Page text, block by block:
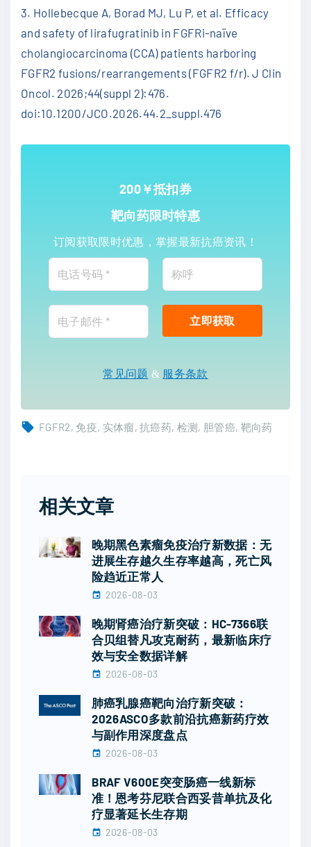
3. Hollebecque A, Borad MJ, Lu P, et al. Efficacy
and safety of lirafugratinib in FGFRi-naïve
cholangiocarcinoma (CCA) patients harboring
FGFR2 fusions/rearrangements (FGFR2 f/r). J Clin
Oncol. 2026;44(suppl 2):476.
doi:10.1200/JCO.2026.44.2_suppl.476
200￥抵扣券
靶向药限时特惠
订阅获取限时优惠，掌握最新抗癌资讯！
常见问题 & 服务条款
FGFR2 免疫 实体瘤 抗癌药 检测 胆管癌 靶向药
相关文章
晚期黑色素瘤免疫治疗新数据：无
进展生存越久生存率越高，死亡风
险趋近正常人
2026-08-03
晚期肾癌治疗新突破：HC-7366联
合贝组替凡攻克耐药，最新临床疗
效与安全数据详解
2026-08-03
肺癌乳腺癌靶向治疗新突破：
2026ASCO多款前沿抗癌新药疗效
与副作用深度盘点
2026-08-03
BRAF V600E突变肠癌一线新标
准！恩考芬尼联合西妥昔单抗及化
疗显著延长生存期
2026-08-03